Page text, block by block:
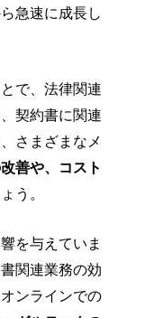
急速に成長し
で、法律関連
契約書に関連
さまざまなメ
善や、コスト
う。
を与えていま
関連業務の効
ンラインでの